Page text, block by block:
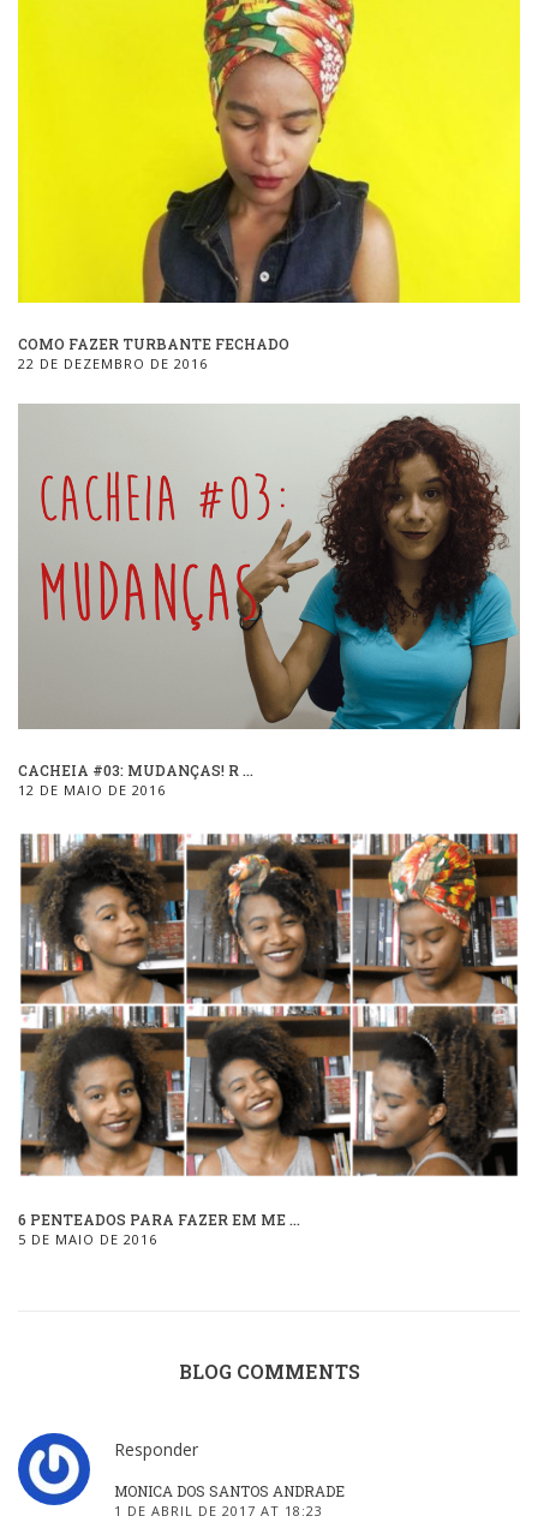
COMO FAZER TURBANTE FECHADO
22 DE DEZEMBRO DE 2016
CACHEIA #03: MUDANÇAS! R ...
12 DE MAIO DE 2016
6 PENTEADOS PARA FAZER EM ME ...
5 DE MAIO DE 2016
BLOG COMMENTS
Responder
MONICA DOS SANTOS ANDRADE
1 DE ABRIL DE 2017 AT 18:23